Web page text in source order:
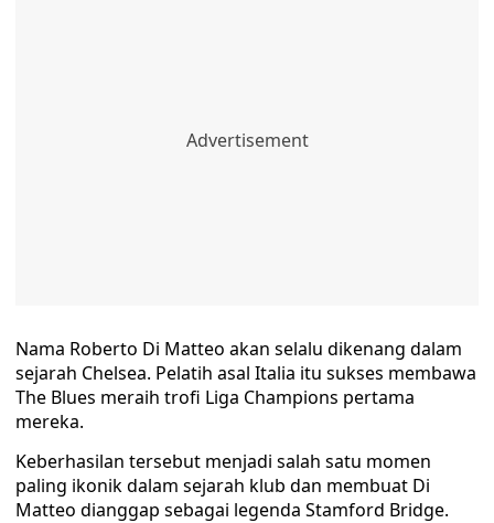
Nama Roberto Di Matteo akan selalu dikenang dalam
sejarah Chelsea. Pelatih asal Italia itu sukses membawa
The Blues meraih trofi Liga Champions pertama
mereka.
Keberhasilan tersebut menjadi salah satu momen
paling ikonik dalam sejarah klub dan membuat Di
Matteo dianggap sebagai legenda Stamford Bridge.